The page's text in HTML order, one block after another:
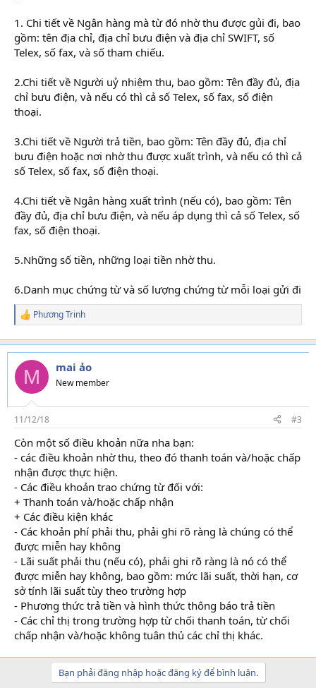
1. Chi tiết về Ngân hàng mà từ đó nhờ thu được gủi đi, bao
gồm: tên địa chỉ, địa chỉ bưu điện và địa chỉ SWIFT, số
Telex, số fax, và số tham chiếu.
2.Chi tiết về Người uỷ nhiệm thu, bao gồm: Tên đầy đủ, địa
chỉ bưu điện, và nếu có thì cả số Telex, số fax, số điện
thoại.
3.Chi tiết về Người trả tiền, bao gồm: Tên đầy đủ, địa chỉ
bưu điện hoặc nơi nhờ thu được xuất trình, và nếu có thì cả
số Telex, số fax, số điện thoại.
4.Chi tiết về Ngân hàng xuất trình (nếu có), bao gồm: Tên
đầy đủ, địa chỉ bưu điện, và nếu áp dụng thì cả số Telex, số
fax, số điện thoại.
5.Những số tiền, những loại tiền nhờ thu.
6.Danh mục chứng từ và số lượng chứng từ mỗi loại gửi đi
R
a
c
t
o
s
:
Phương Trinh
M mai ảo
New member
11/12/18 #3
Còn một số điều khoản nữa nha bạn:
- các điều khoản nhờ thu, theo đó thanh toán và/hoặc chấp
nhận được thực hiện.
- Các điều khoản trao chứng từ đối với:
+ Thanh toán và/hoặc chấp nhận
+ Các điều kiện khác
- Các khoản phí phải thu, phải ghi rõ ràng là chúng có thể
được miễn hay không
- Lãi suất phải thu (nếu có), phải ghi rõ ràng là nó có thể
được miễn hay không, bao gồm: mức lãi suất, thời hạn, cơ
sở tính lãi suất tùy theo trường hợp
- Phương thức trả tiền và hình thức thông báo trả tiền
- Các chỉ thị trong trường hợp từ chối thanh toán, từ chối
chấp nhận và/hoặc không tuân thủ các chỉ thị khác.
Bạn phải đăng nhập hoặc đăng ký để bình luận.